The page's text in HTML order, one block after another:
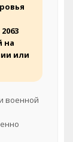
на
или
военной